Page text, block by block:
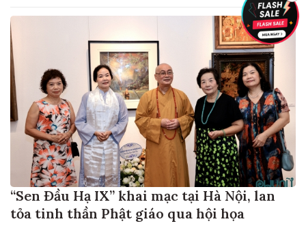
“Sen Đầu Hạ IX” khai mạc tại Hà Nội, lan
tỏa tinh thần Phật giáo qua hội họa